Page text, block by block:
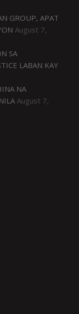
GROUP, APAT
August 7,
SA
LABAN KAY
NA
August 7,